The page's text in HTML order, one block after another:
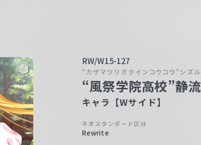
RW/W15-127
“カザマツリガクインコウコウ”シズル
“風祭学院高校”静流
キャラ【Wサイド】
ネオスタンダード区分
Rewrite